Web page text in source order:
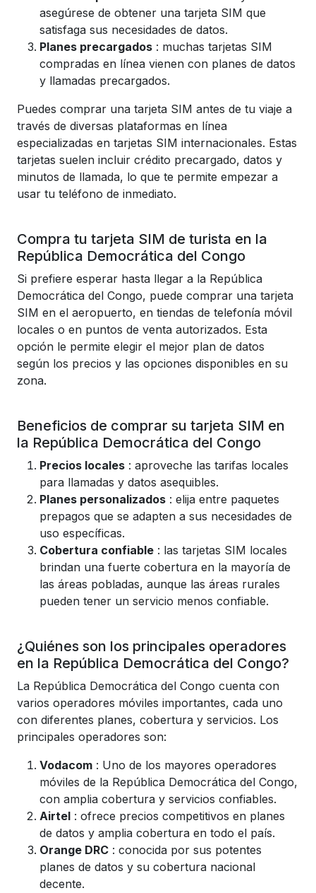
asegúrese de obtener una tarjeta SIM que
satisfaga sus necesidades de datos.
Planes precargados : muchas tarjetas SIM
compradas en línea vienen con planes de datos
y llamadas precargados.
Puedes comprar una tarjeta SIM antes de tu viaje a
través de diversas plataformas en línea
especializadas en tarjetas SIM internacionales. Estas
tarjetas suelen incluir crédito precargado, datos y
minutos de llamada, lo que te permite empezar a
usar tu teléfono de inmediato.
Compra tu tarjeta SIM de turista en la
República Democrática del Congo
Si prefiere esperar hasta llegar a la República
Democrática del Congo, puede comprar una tarjeta
SIM en el aeropuerto, en tiendas de telefonía móvil
locales o en puntos de venta autorizados. Esta
opción le permite elegir el mejor plan de datos
según los precios y las opciones disponibles en su
zona.
Beneficios de comprar su tarjeta SIM en
la República Democrática del Congo
Precios locales : aproveche las tarifas locales
para llamadas y datos asequibles.
Planes personalizados : elija entre paquetes
prepagos que se adapten a sus necesidades de
uso específicas.
Cobertura confiable : las tarjetas SIM locales
brindan una fuerte cobertura en la mayoría de
las áreas pobladas, aunque las áreas rurales
pueden tener un servicio menos confiable.
¿Quiénes son los principales operadores
en la República Democrática del Congo?
La República Democrática del Congo cuenta con
varios operadores móviles importantes, cada uno
con diferentes planes, cobertura y servicios. Los
principales operadores son:
Vodacom : Uno de los mayores operadores
móviles de la República Democrática del Congo,
con amplia cobertura y servicios confiables.
Airtel : ofrece precios competitivos en planes
de datos y amplia cobertura en todo el país.
Orange DRC : conocida por sus potentes
planes de datos y su cobertura nacional
decente.